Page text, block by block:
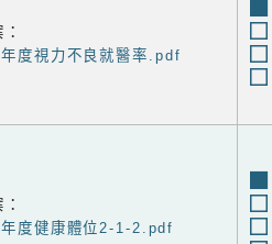
度視力不良就醫率.pdf
度健康體位2-1-2.pdf